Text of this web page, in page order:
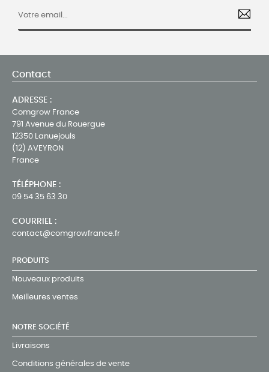
Contact
ADRESSE :
Comgrow France
791 Avenue du Rouergue
12350 Lanuejouls
(12) AVEYRON
France
TÉLÉPHONE :
09 54 35 63 30
COURRIEL :
contact@comgrowfrance.fr
PRODUITS
Nouveaux produits
Meilleures ventes
NOTRE SOCIÉTÉ
Livraisons
Conditions générales de vente